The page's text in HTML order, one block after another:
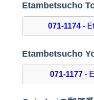
Etambetsucho
071-1174-
Etambetsucho
071-1177-